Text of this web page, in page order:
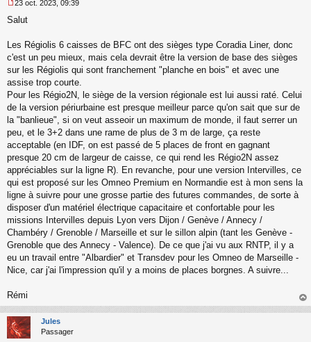
e
s
g
e
n
o
n
23 oct. 2023, 09:39
Salut
Les Régiolis 6 caisses de BFC ont des sièges type Coradia Liner, donc
c'est un peu mieux, mais cela devrait être la version de base des sièges
sur les Régiolis qui sont franchement "planche en bois" et avec une
assise trop courte.
Pour les Régio2N, le siège de la version régionale est lui aussi raté. Celui
de la version périurbaine est presque meilleur parce qu'on sait que sur de
la "banlieue", si on veut asseoir un maximum de monde, il faut serrer un
peu, et le 3+2 dans une rame de plus de 3 m de large, ça reste
acceptable (en IDF, on est passé de 5 places de front en gagnant
presque 20 cm de largeur de caisse, ce qui rend les Régio2N assez
appréciables sur la ligne R). En revanche, pour une version Intervilles, ce
qui est proposé sur les Omneo Premium en Normandie est à mon sens la
ligne à suivre pour une grosse partie des futures commandes, de sorte à
disposer d'un matériel électrique capacitaire et confortable pour les
missions Intervilles depuis Lyon vers Dijon / Genève / Annecy /
Chambéry / Grenoble / Marseille et sur le sillon alpin (tant les Genève -
Grenoble que des Annecy - Valence). De ce que j'ai vu aux RNTP, il y a
eu un travail entre "Albardier" et Transdev pour les Omneo de Marseille -
Nice, car j'ai l'impression qu'il y a moins de places borgnes. A suivre...
Rémi
au
Jules
Passager